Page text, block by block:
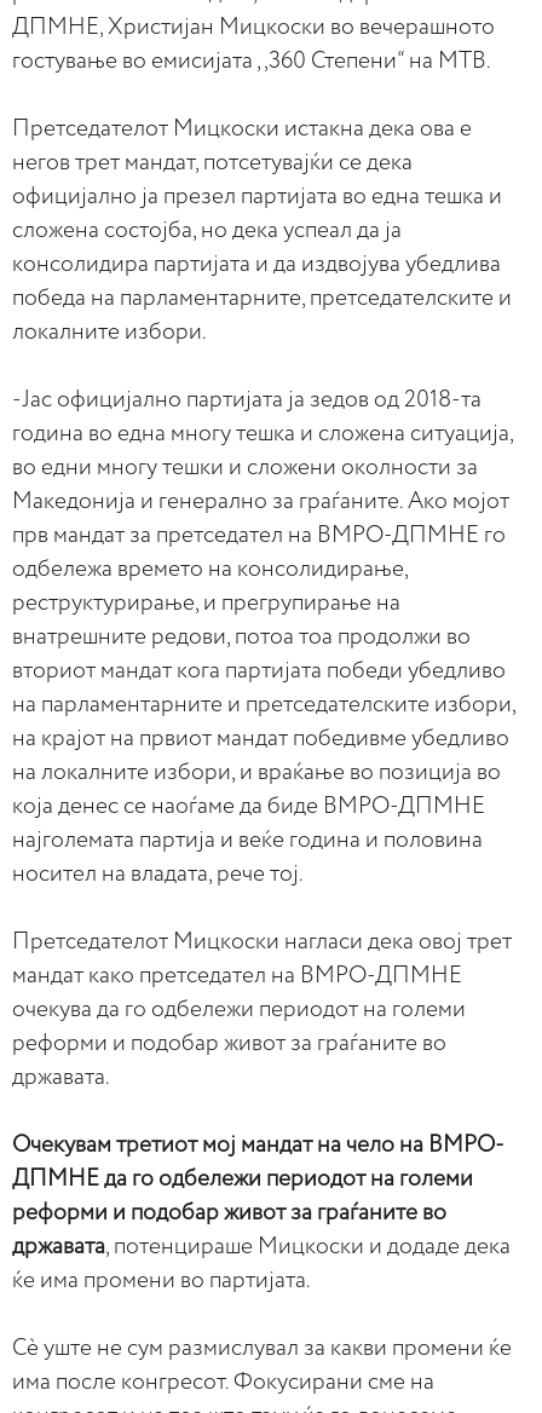
ДПМНЕ, Христијан Мицкоски во вечерашното
гостување во емисијата ,,360 Степени“ на МТВ.
Претседателот Мицкоски истакна дека ова е
негов трет мандат, потсетувајќи се дека
официјално ја презел партијата во една тешка и
сложена состојба, но дека успеал да ја
консолидира партијата и да издвојува убедлива
победа на парламентарните, претседателските и
локалните избори.
-Јас официјално партијата ја зедов од 2018-та
година во една многу тешка и сложена ситуација,
во едни многу тешки и сложени околности за
Македонија и генерално за граѓаните. Ако мојот
прв мандат за претседател на ВМРО-ДПМНЕ го
одбележа времето на консолидирање,
реструктурирање, и прегрупирање на
внатрешните редови, потоа тоа продолжи во
вториот мандат кога партијата победи убедливо
на парламентарните и претседателските избори,
на крајот на првиот мандат победивме убедливо
на локалните избори, и враќање во позиција во
која денес се наоѓаме да биде ВМРО-ДПМНЕ
најголемата партија и веќе година и половина
носител на владата, рече тој.
Претседателот Мицкоски нагласи дека овој трет
мандат како претседател на ВМРО-ДПМНЕ
очекува да го одбележи периодот на големи
реформи и подобар живот за граѓаните во
државата.
Очекувам третиот мој мандат на чело на ВМРО-
ДПМНЕ да го одбележи периодот на големи
реформи и подобар живот за граѓаните во
државата, потенцираше Мицкоски и додаде дека
ќе има промени во партијата.
Сè уште не сум размислувал за какви промени ќе
има после конгресот. Фокусирани сме на